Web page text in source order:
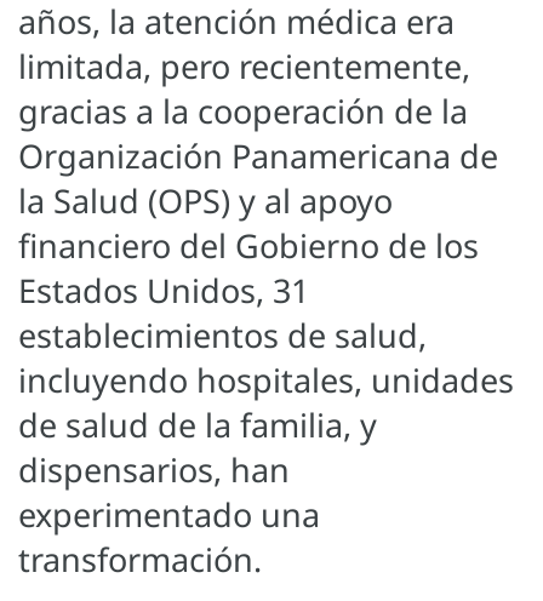
años, la atención médica era
limitada, pero recientemente,
gracias a la cooperación de la
Organización Panamericana de
la Salud (OPS) y al apoyo
financiero del Gobierno de los
Estados Unidos, 31
establecimientos de salud,
incluyendo hospitales, unidades
de salud de la familia, y
dispensarios, han
experimentado una
transformación.